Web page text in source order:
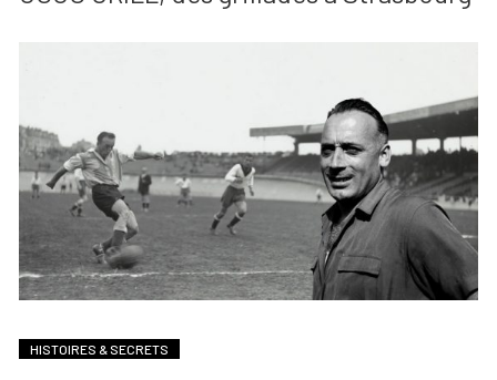
HISTOIRES & SECRETS